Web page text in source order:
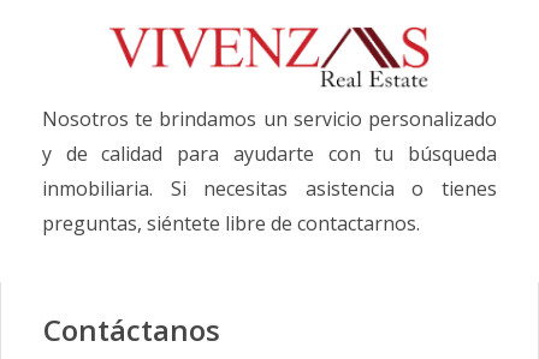
Nosotros te brindamos un servicio personalizado
y de calidad para ayudarte con tu búsqueda
inmobiliaria. Si necesitas asistencia o tienes
preguntas, siéntete libre de contactarnos.
Contáctanos